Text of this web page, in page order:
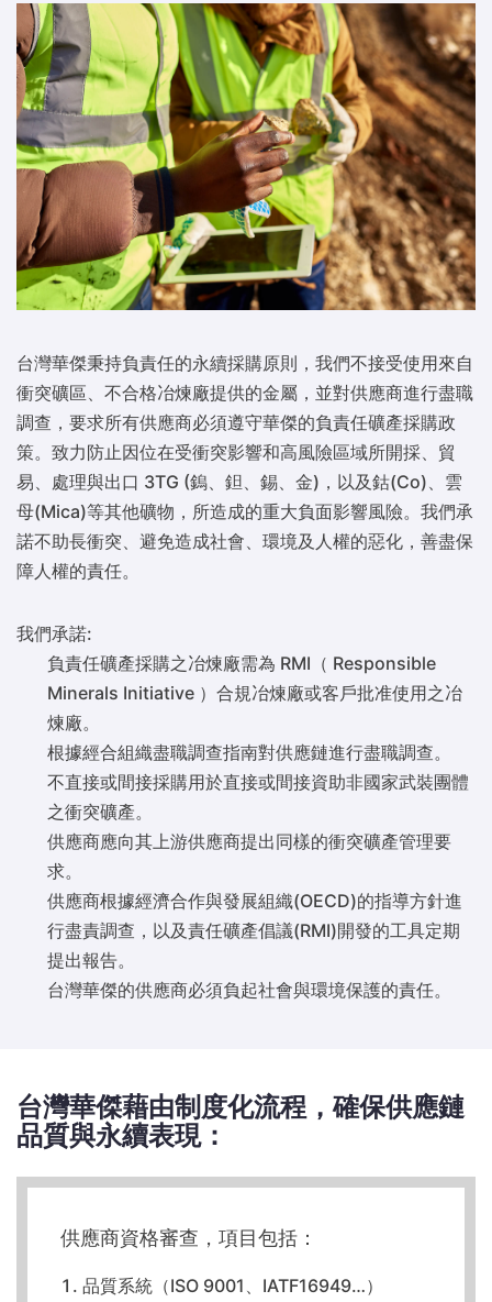
台灣華傑秉持負責任的永續採購原則，我們不接受使用來自
衝突礦區、不合格冶煉廠提供的金屬，並對供應商進行盡職
調查，要求所有供應商必須遵守華傑的負責任礦產採購政
策。致力防止因位在受衝突影響和高風險區域所開採、貿
易、處理與出口 3TG (鎢、鉭、錫、金)，以及鈷(Co)、雲
母(Mica)等其他礦物，所造成的重大負面影響風險。我們承
諾不助長衝突、避免造成社會、環境及人權的惡化，善盡保
障人權的責任。
我們承諾:
負責任礦產採購之冶煉廠需為 RMI（ Responsible
Minerals Initiative ）合規冶煉廠或客戶批准使用之冶
煉廠。
根據經合組織盡職調查指南對供應鏈進行盡職調查。
不直接或間接採購用於直接或間接資助非國家武裝團體
之衝突礦產。
供應商應向其上游供應商提出同樣的衝突礦產管理要
求。
供應商根據經濟合作與發展組織(OECD)的指導方針進
行盡責調查，以及責任礦產倡議(RMI)開發的工具定期
提出報告。
台灣華傑的供應商必須負起社會與環境保護的責任。
台灣華傑藉由制度化流程，確保供應鏈
品質與永續表現：
供應商資格審查，項目包括：
品質系統（ISO 9001、IATF16949…）